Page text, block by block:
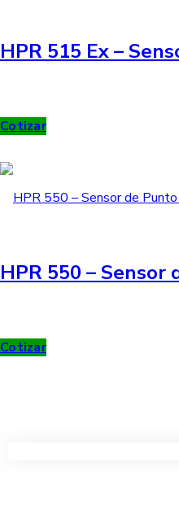
HPR 515 Ex –
Cotizar
HPR 550 – Sensor
Cotizar